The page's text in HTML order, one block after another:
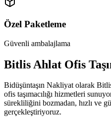
Özel Paketleme
Güvenli ambalajlama
Bitlis Ahlat Ofis
Bidüşüntaşın Nakliyat olarak
ofis taşımacılığı hizmetleri
sürekliliğini bozmadan, hızlı ve
gerçekleştiriyoruz.